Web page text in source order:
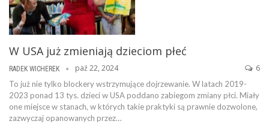
W USA już zmieniają dzieciom płeć
RADEK WICHEREK paź 22, 2024 6
To już nie tylko blockery wstrzymujące dojrzewanie. W latach 2019-
2023 ponad 13 tys. dzieci w USA poddano zabiegom zmiany płci. Miały
one miejsce w stanach, w których takie praktyki są prawnie dozwolone,
zazwyczaj opanowanych przez…